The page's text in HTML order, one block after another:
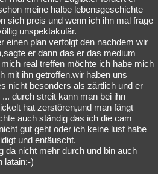
meine halbe lebensgeschichte
sich preis und wenn ich ihn mal frage
unspektakulär.
einen plan verfolgt den nachdem wir
er dann das er das medium
real treffen möchte ich habe mich
mit ihn getroffen.wir haben uns
nicht besonders als zärtlich und er
durch streit kann man bei ihn
hat zerstören,und man fängt
auch ständig das ich die cam
gut geht oder ich keine lust habe
und entäuscht.
da nicht mehr durch und bin auch
latain:-)